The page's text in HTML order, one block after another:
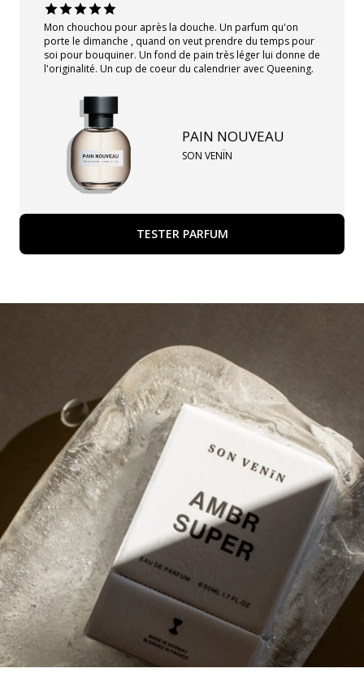
Mon chouchou pour après la douche. Un parfum qu'on
porte le dimanche , quand on veut prendre du temps pour
soi pour bouquiner. Un fond de pain très léger lui donne de
l'originalité. Un cup de coeur du calendrier avec Queening.
PAIN NOUVEAU
SON VENÏN
TESTER PARFUM